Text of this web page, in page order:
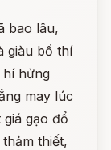
bao lâu,
giàu bố thí
hí hửng
may lúc
gạo đổ
thiết,